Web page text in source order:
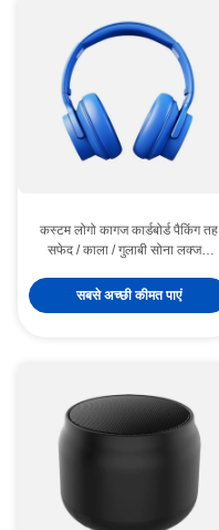
कस्टम लोगो कागज कार्डबोर्ड पैकिंग तह
सफेद / काला / गुलाबी सोना लक्जरी
सबसे अच्छी कीमत पाएं